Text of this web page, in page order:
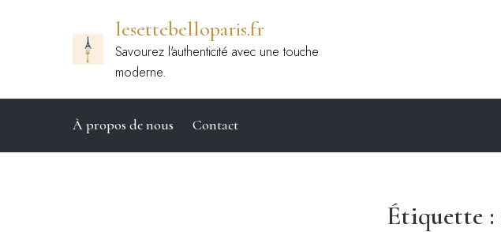
lesettebelloparis.fr
Savourez l'authenticité avec une touche
moderne.
À propos de nous Contact
Étiquette :